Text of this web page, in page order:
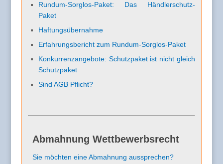
Rundum-Sorglos-Paket: Das Händlerschutz-
Paket
Haftungsübernahme
Erfahrungsbericht zum Rundum-Sorglos-Paket
Konkurrenzangebote: Schutzpaket ist nicht gleich
Schutzpaket
Sind AGB Pflicht?
Abmahnung Wettbewerbsrecht
Sie möchten eine Abmahnung aussprechen?